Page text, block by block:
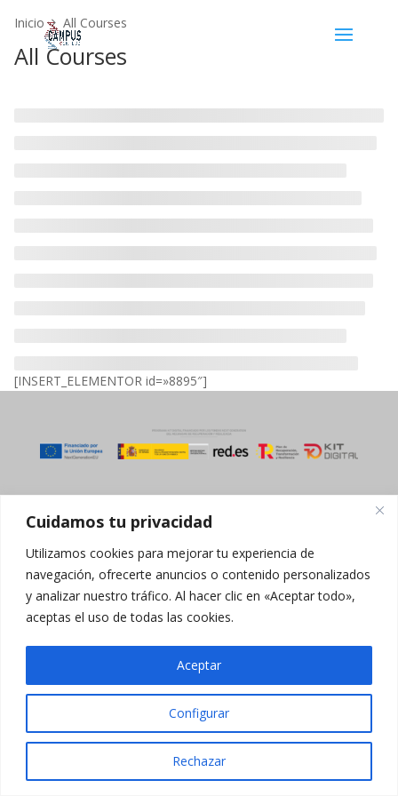
Cuidamos tu privacidad
Utilizamos cookies para mejorar tu experiencia de
navegación, ofrecerte anuncios o contenido personalizados
y analizar nuestro tráfico. Al hacer clic en «Aceptar todo»,
aceptas el uso de todas las cookies.
Configurar
Rechazar
Aceptar
Inicio All Courses
All Courses
[INSERT_ELEMENTOR id=»8895″]
2025 © Confesq |Política de cookies|Política de
privacidad|Aviso legal| Accesibilidad|Imagen
Social